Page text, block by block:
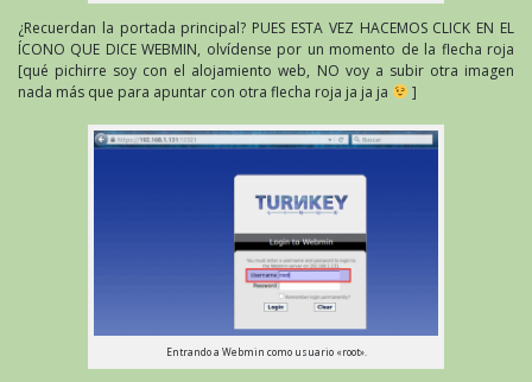
¿Recuerdan la portada principal? PUES ESTA VEZ HACEMOS CLICK EN EL
ÍCONO QUE DICE WEBMIN, olvídense por un momento de la flecha roja
[qué pichirre soy con el alojamiento web, NO voy a subir otra imagen
nada más que para apuntar con otra flecha roja ja ja ja
]
Entrando a Webmin como usuario «root».